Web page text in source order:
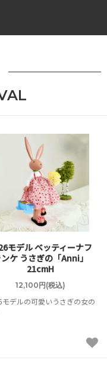
モデル ベッティーナフ
ケ うさぎの「Anni」
21cmH
12,100円(税込)
モデルの可愛いうさぎの女の